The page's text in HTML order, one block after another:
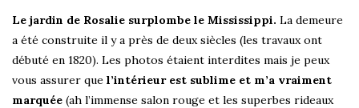
Le jardin de Rosalie surplombe le Mississippi. La demeure
a été construite il y a près de deux siècles (les travaux ont
débuté en 1820). Les photos étaient interdites mais je peux
vous assurer que l’intérieur est sublime et m’a vraiment
marquée (ah l’immense salon rouge et les superbes rideaux